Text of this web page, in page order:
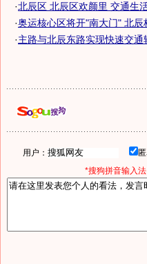
·北辰区 北辰区欢颜里 交通生
·奥运核心区将开"南大门" 北辰
·主路与北辰东路实现快速交通
用户：
*搜狗拼音输入